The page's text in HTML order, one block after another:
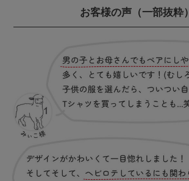
お客様の声（一部抜粋）